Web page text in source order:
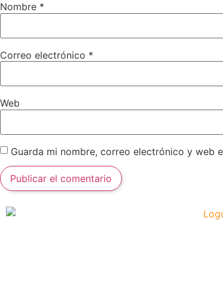
Nombre *
Correo electrónico *
Web
Guarda mi nombre, correo electrónico y web